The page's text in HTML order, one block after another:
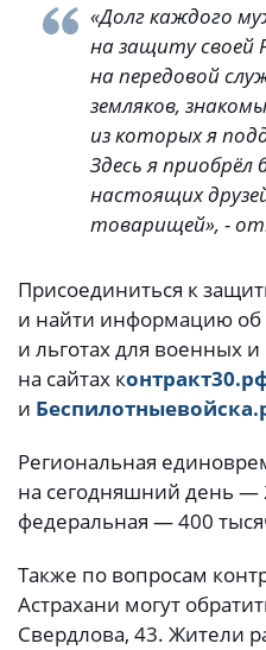
«Долг каждого
на защиту своей
на передовой
земляков,
из которых я
Здесь я приобрёл
настоящих
товарищей», -
Присоединиться к
и найти информацию об
и льготах для военных
на сайтах к
и
Региональная
на сегодняшний день —
федеральная — 400
Также по вопросам
Астрахани могут
Свердлова, 43. Жители